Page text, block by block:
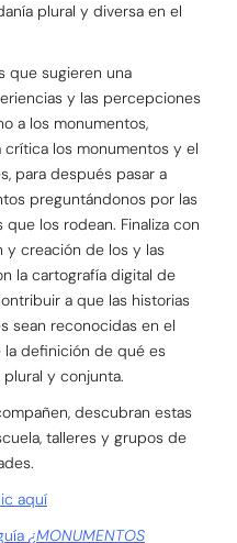
plural y diversa en el
que sugieren una
y las percepciones
a los monumentos,
los monumentos y el
para después pasar a
preguntándonos por las
los rodean. Finaliza con
y creación de los y las
la cartografía digital de
a que las historias
sean reconocidas en el
definición de qué es
y conjunta.
descubran estas
talleres y grupos de
aquí
¿MONUMENTOS